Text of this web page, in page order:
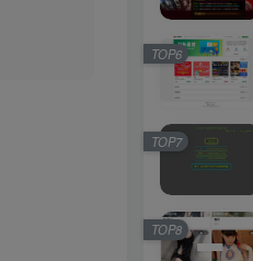
TOP6
TOP7
TOP8